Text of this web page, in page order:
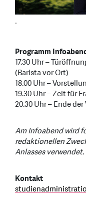
.
Programm
17.30 Uhr –
(Barista vor Ort)
18.00 Uhr –
19.30 Uhr – Zeit für
20.30 Uhr – Ende
Am Infoabend wird
redaktionellen
Anlasses verwendet.
Kontakt